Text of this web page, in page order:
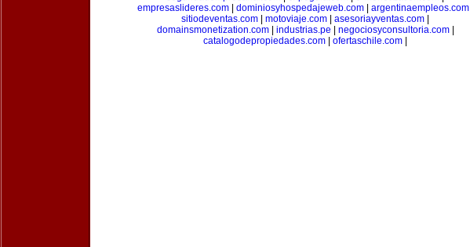
empresaslideres.com| dominiosyhospedajeweb.com| argentinaempleos.com|
sitiodeventas.com
motoviaje.com asesoriayventas.com
domainsmonetization.com| industrias.pe negociosyconsultoria.com|
catalogodepropiedades.com
ofertaschile.com